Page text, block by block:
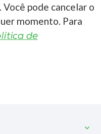
pode cancelar o
momento. Para
de